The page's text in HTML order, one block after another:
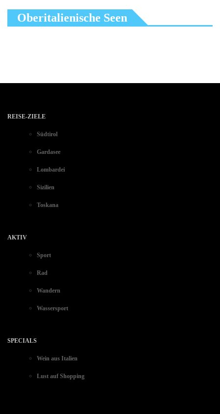
Oberitalienische Seen
REISE-ZIELE
Südtirol
Gardasee
Lombardei
Sizilien
Toskana
AKTIV
Sport
Rad
Wandern
Wassersport
SPECIALS
Wein aus Italien
Lust auf Shopping